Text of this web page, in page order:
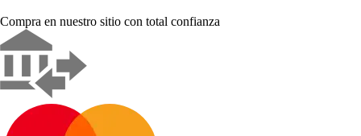
Compra en nuestro sitio con total confianza